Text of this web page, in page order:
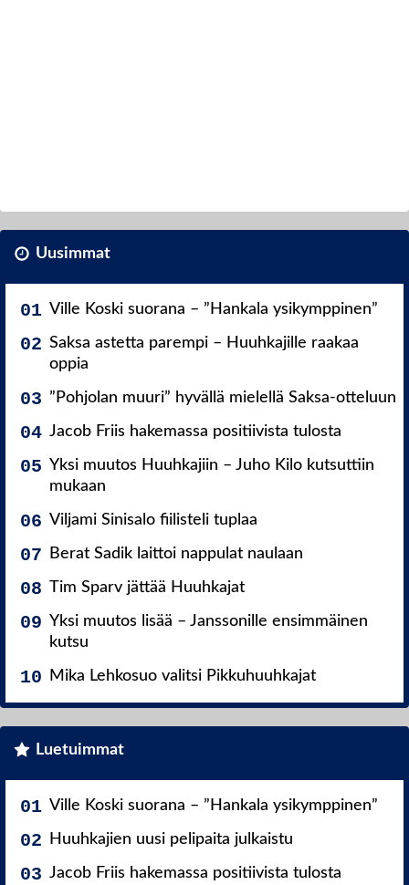
Uusimmat
Ville Koski suorana – ”Hankala ysikymppinen”
Saksa astetta parempi – Huuhkajille raakaa
oppia
”Pohjolan muuri” hyvällä mielellä Saksa-otteluun
Jacob Friis hakemassa positiivista tulosta
Yksi muutos Huuhkajiin – Juho Kilo kutsuttiin
mukaan
Viljami Sinisalo fiilisteli tuplaa
Berat Sadik laittoi nappulat naulaan
Tim Sparv jättää Huuhkajat
Yksi muutos lisää – Janssonille ensimmäinen
kutsu
Mika Lehkosuo valitsi Pikkuhuuhkajat
Luetuimmat
Ville Koski suorana – ”Hankala ysikymppinen”
Huuhkajien uusi pelipaita julkaistu
Jacob Friis hakemassa positiivista tulosta